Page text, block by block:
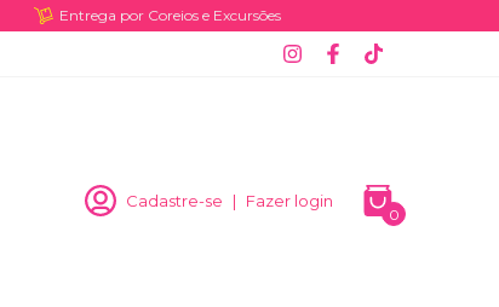
Entrega por Coreios e Excursões
Cadastre-se | Fazer login
0